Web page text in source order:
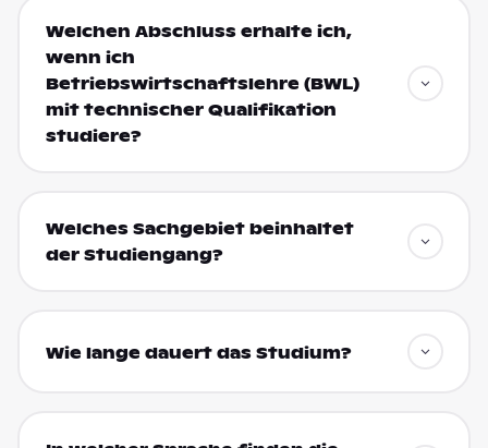
Welchen Abschluss erhalte ich,
wenn ich
Betriebswirtschaftslehre (BWL)
mit technischer Qualifikation
studiere?
Welches Sachgebiet beinhaltet
der Studiengang?
Wie lange dauert das Studium?